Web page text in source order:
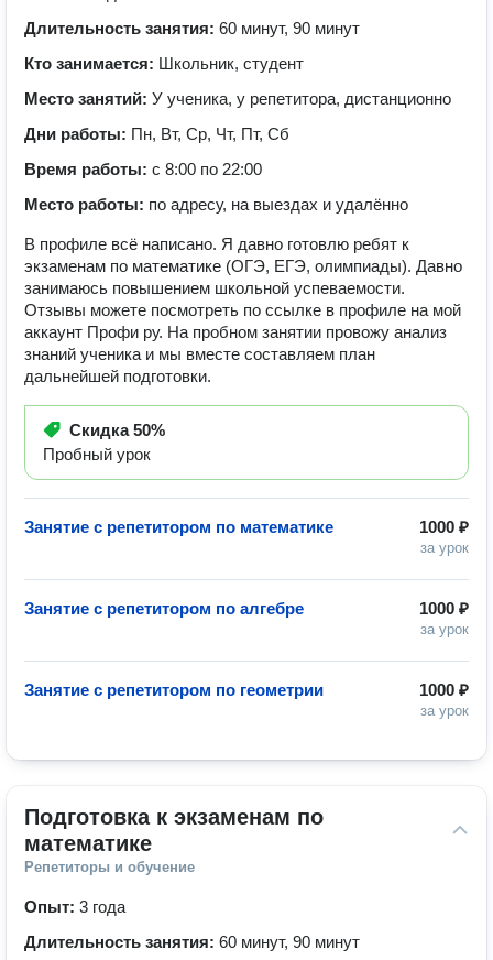
Длительность занятия: 60 минут, 90 минут
Кто занимается: Школьник, студент
Место занятий: У ученика, у репетитора, дистанционно
Дни работы: Пн, Вт, Ср, Чт, Пт, Сб
Время работы: с 8:00 по 22:00
Место работы: по адресу, на выездах и удалённо
В профиле всё написано. Я давно готовлю ребят к
экзаменам по математике (ОГЭ, ЕГЭ, олимпиады). Давно
занимаюсь повышением школьной успеваемости.
Отзывы можете посмотреть по ссылке в профиле на мой
аккаунт Профи ру. На пробном занятии провожу анализ
знаний ученика и мы вместе составляем план
дальнейшей подготовки.
Скидка50%
Пробный урок
1000 ₽
за урок
Занятие с репетитором по математике
1000 ₽
за урок
Занятие с репетитором по алгебре
1000 ₽
за урок
Занятие с репетитором по геометрии
Подготовка к экзаменам по
математике
Репетиторы и обучение
Опыт: 3 года
Длительность занятия: 60 минут, 90 минут